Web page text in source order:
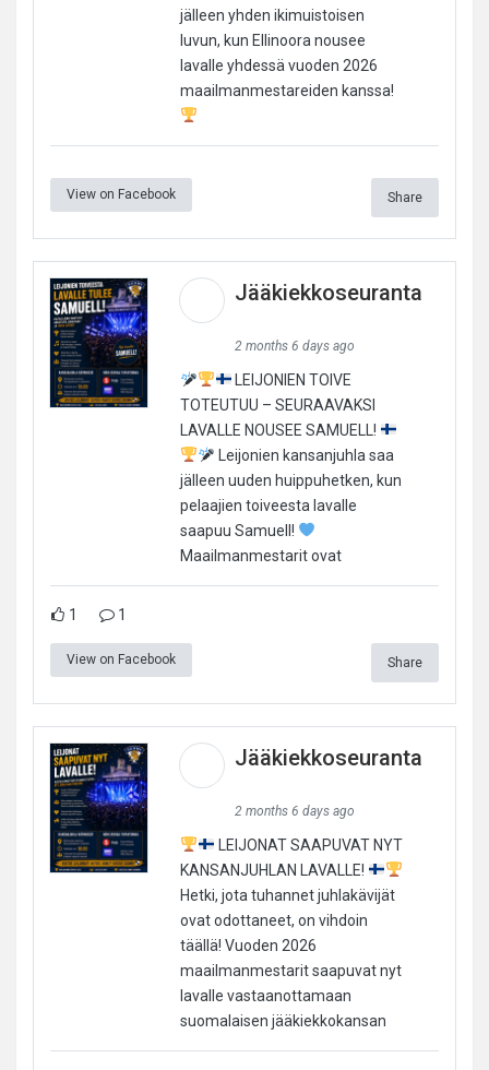
jälleen yhden ikimuistoisen
luvun, kun Ellinoora nousee
lavalle yhdessä vuoden 2026
maailmanmestareiden kanssa!
View on Facebook Share
Jääkiekkoseuranta
2 months 6 days ago
LEIJONIEN TOIVE
TOTEUTUU – SEURAAVAKSI
LAVALLE NOUSEE SAMUELL!
Leijonien kansanjuhla saa
jälleen uuden huippuhetken, kun
pelaajien toiveesta lavalle
saapuu Samuell!
Maailmanmestarit ovat
1 1
View on Facebook Share
Jääkiekkoseuranta
2 months 6 days ago
LEIJONAT SAAPUVAT NYT
KANSANJUHLAN LAVALLE!
Hetki, jota tuhannet juhlakävijät
ovat odottaneet, on vihdoin
täällä! Vuoden 2026
maailmanmestarit saapuvat nyt
lavalle vastaanottamaan
suomalaisen jääkiekkokansan